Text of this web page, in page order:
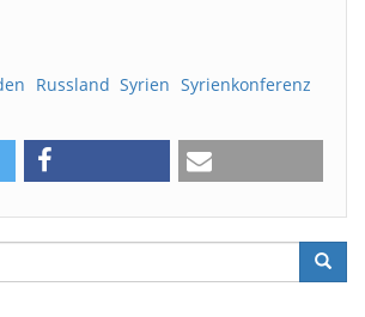
Russland Syrien Syrienkonferenz